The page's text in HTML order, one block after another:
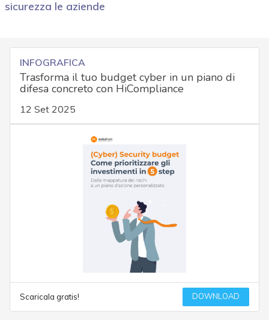
sicurezza le aziende
INFOGRAFICA
Trasforma il tuo budget cyber in un piano di
difesa concreto con HiCompliance
12 Set 2025
Scaricala gratis! DOWNLOAD